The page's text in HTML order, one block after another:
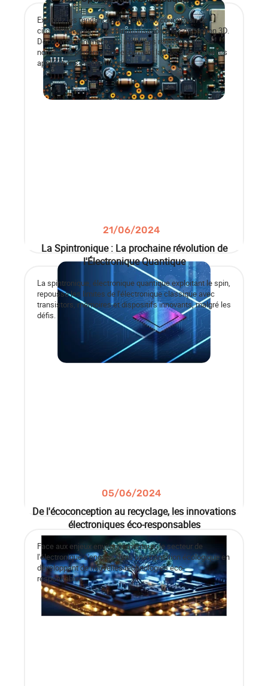
Explorez les tendances actuelles en conception de
circuits intégrés, de la miniaturisation à la conception 3D.
Découvrez comment ces avancées redéfinissent les
normes de performance et ouvrent la voie à de nouvelles
applications électroniques.
21/06/2024
La Spintronique : La prochaine révolution de
l'Électronique Quantique
La spintronique, électronique quantique exploitant le spin,
repousse les limites de l'électronique classique avec
transistors, mémoires et dispositifs innovants, malgré les
défis.
05/06/2024
De l'écoconception au recyclage, les innovations
électroniques éco-responsables
Face aux enjeux environnementaux, le secteur de
l'électronique s'engage dans une transition écologique en
développant de nouvelles technologies éco-
responsables.